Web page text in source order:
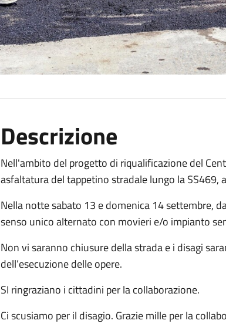
Descrizione
Nell'ambito del progetto di riqualificazione del
asfaltatura del tappetino stradale lungo la SS469,
Nella notte sabato 13 e domenica 14 settembre,
senso unico alternato con movieri e/o impianto
Non vi saranno chiusure della strada e i disagi
dell’esecuzione delle opere.
SI ringraziano i cittadini per la collaborazione.
Ci scusiamo per il disagio. Grazie mille per la